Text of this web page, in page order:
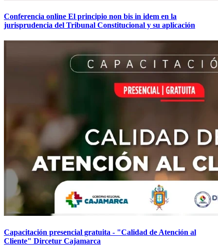
Conferencia online El principio non bis in idem en la
jurisprudencia del Tribunal Constitucional y su aplicación
Capacitación presencial gratuita - "Calidad de Atención al
Cliente" Dircetur Cajamarca